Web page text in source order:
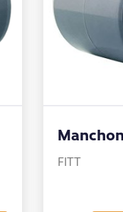
FITT